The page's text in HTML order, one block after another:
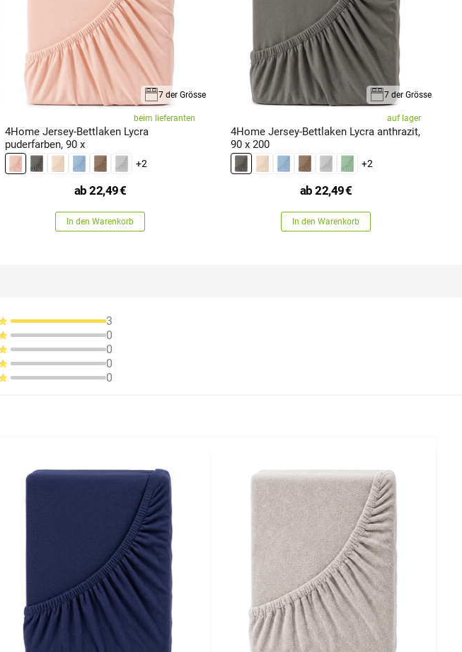
7 der Grösse
beim lieferanten
4Home Jersey-Bettlaken Lycra
puderfarben, 90 x
+2
ab 22,49€
In den Warenkorb
7 der Grösse
auf lager
4Home Jersey-Bettlaken Lycra anthrazit,
90 x 200
+2
ab 22,49€
In den Warenkorb
3
0
0
0
0